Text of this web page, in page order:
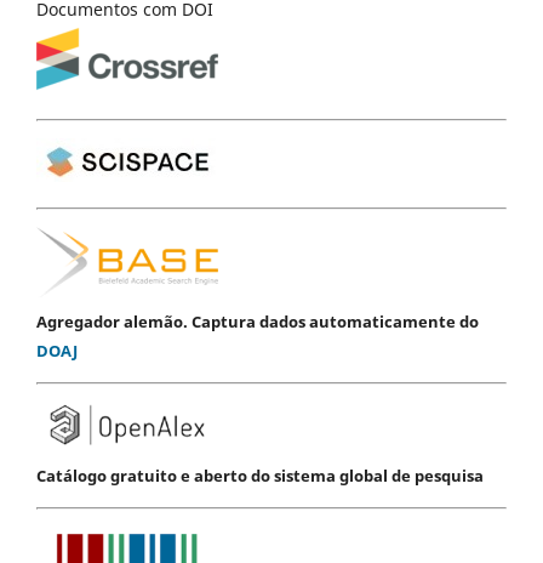
Documentos com DOI
Agregador alemão. Captura dados automaticamente do
DOAJ
Catálogo gratuito e aberto do sistema global de pesquisa